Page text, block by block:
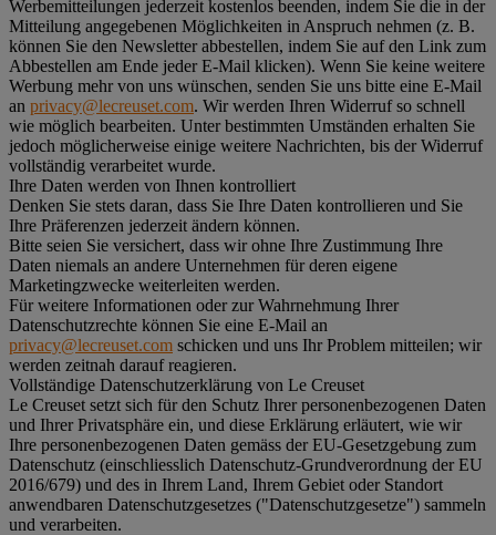
Werbemitteilungen jederzeit kostenlos beenden, indem Sie die in der
Mitteilung angegebenen Möglichkeiten in Anspruch nehmen (z. B.
können Sie den Newsletter abbestellen, indem Sie auf den Link zum
Abbestellen am Ende jeder E-Mail klicken). Wenn Sie keine weitere
Werbung mehr von uns wünschen, senden Sie uns bitte eine E-Mail
an privacy@lecreuset.com. Wir werden Ihren Widerruf so schnell
wie möglich bearbeiten. Unter bestimmten Umständen erhalten Sie
jedoch möglicherweise einige weitere Nachrichten, bis der Widerruf
vollständig verarbeitet wurde.
Ihre Daten werden von Ihnen kontrolliert
Denken Sie stets daran, dass Sie Ihre Daten kontrollieren und Sie
Ihre Präferenzen jederzeit ändern können.
Bitte seien Sie versichert, dass wir ohne Ihre Zustimmung Ihre
Daten niemals an andere Unternehmen für deren eigene
Marketingzwecke weiterleiten werden.
Für weitere Informationen oder zur Wahrnehmung Ihrer
Datenschutzrechte können Sie eine E-Mail an
privacy@lecreuset.com schicken und uns Ihr Problem mitteilen; wir
werden zeitnah darauf reagieren.
Vollständige Datenschutzerklärung von Le Creuset
Le Creuset setzt sich für den Schutz Ihrer personenbezogenen Daten
und Ihrer Privatsphäre ein, und diese Erklärung erläutert, wie wir
Ihre personenbezogenen Daten gemäss der EU-Gesetzgebung zum
Datenschutz (einschliesslich Datenschutz-Grundverordnung der EU
2016/679) und des in Ihrem Land, Ihrem Gebiet oder Standort
anwendbaren Datenschutzgesetzes ("Datenschutzgesetze") sammeln
und verarbeiten.